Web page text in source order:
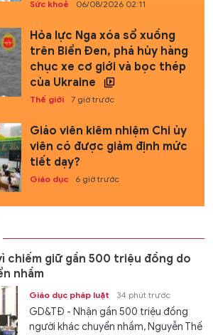
Sức khoẻ 06/08/2026 02:11
Hỏa lực Nga xóa sổ xuồng
trên Biển Đen, phá hủy hàng
chục xe cơ giới và bọc thép
của Ukraine
Thế giới 7 giờ trước
Giáo viên kiêm nhiệm Chi ủy
viên có được giảm định mức
tiết dạy?
Giáo dục 6 giờ trước
chiếm giữ gần 500 triệu đồng do
nhầm
Giáo dục pháp luật 34 phút trước
GD&TĐ - Nhận gần 500 triệu đồng
người khác chuyển nhầm, Nguyễn Thế